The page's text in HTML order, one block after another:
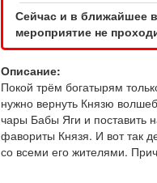
Сейчас и в ближайшее
мероприятие не
Описание:
Покой трём богатырям
нужно вернуть Князю
чары Бабы Яги и поставить
фавориты Князя. И вот так
со всеми его жителями.